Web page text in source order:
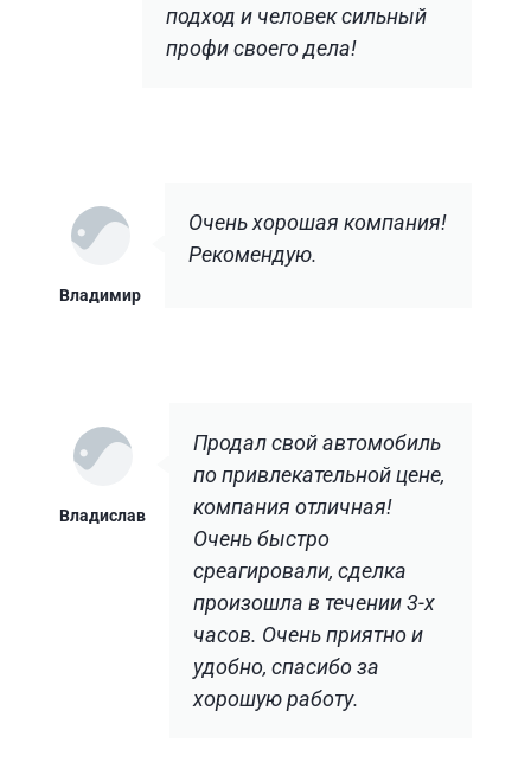
подход и человек сильный
профи своего дела!
Очень хорошая компания!
Рекомендую.
Владимир
Продал свой автомобиль
по привлекательной цене,
компания отличная!
Очень быстро
среагировали, сделка
произошла в течении 3-х
часов. Очень приятно и
удобно, спасибо за
хорошую работу.
Владислав